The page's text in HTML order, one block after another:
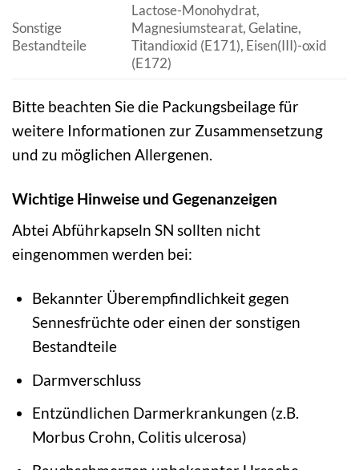
Sonstige
Bestandteile
Lactose-Monohydrat,
Magnesiumstearat, Gelatine,
Titandioxid (E171), Eisen(III)-oxid
(E172)
Bitte beachten Sie die Packungsbeilage für
weitere Informationen zur Zusammensetzung
und zu möglichen Allergenen.
Wichtige Hinweise und Gegenanzeigen
Abtei Abführkapseln SN sollten nicht
eingenommen werden bei:
Bekannter Überempfindlichkeit gegen
Sennesfrüchte oder einen der sonstigen
Bestandteile
Darmverschluss
Entzündlichen Darmerkrankungen (z.B.
Morbus Crohn, Colitis ulcerosa)